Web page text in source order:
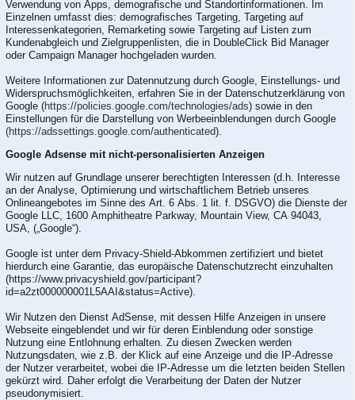
Verwendung von Apps, demografische und Standortinformationen. Im
Einzelnen umfasst dies: demografisches Targeting, Targeting auf
Interessenkategorien, Remarketing sowie Targeting auf Listen zum
Kundenabgleich und Zielgruppenlisten, die in DoubleClick Bid Manager
oder Campaign Manager hochgeladen wurden.
Weitere Informationen zur Datennutzung durch Google, Einstellungs- und
Widerspruchsmöglichkeiten, erfahren Sie in der Datenschutzerklärung von
Google (https://policies.google.com/technologies/ads) sowie in den
Einstellungen für die Darstellung von Werbeeinblendungen durch Google
(https://adssettings.google.com/authenticated).
Google Adsense mit nicht-personalisierten Anzeigen
Wir nutzen auf Grundlage unserer berechtigten Interessen (d.h. Interesse
an der Analyse, Optimierung und wirtschaftlichem Betrieb unseres
Onlineangebotes im Sinne des Art. 6 Abs. 1 lit. f. DSGVO) die Dienste der
Google LLC, 1600 Amphitheatre Parkway, Mountain View, CA 94043,
USA, („Google“).
Google ist unter dem Privacy-Shield-Abkommen zertifiziert und bietet
hierdurch eine Garantie, das europäische Datenschutzrecht einzuhalten
(https://www.privacyshield.gov/participant?
id=a2zt000000001L5AAI&status=Active).
Wir Nutzen den Dienst AdSense, mit dessen Hilfe Anzeigen in unsere
Webseite eingeblendet und wir für deren Einblendung oder sonstige
Nutzung eine Entlohnung erhalten. Zu diesen Zwecken werden
Nutzungsdaten, wie z.B. der Klick auf eine Anzeige und die IP-Adresse
der Nutzer verarbeitet, wobei die IP-Adresse um die letzten beiden Stellen
gekürzt wird. Daher erfolgt die Verarbeitung der Daten der Nutzer
pseudonymisiert.